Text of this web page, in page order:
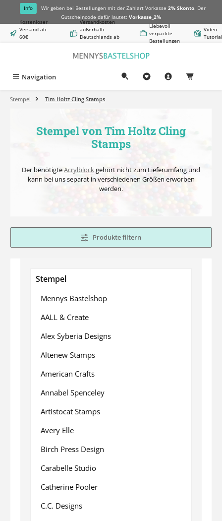
springen
Info Wir geben bei Bestellungen mit der Zahlart Vorkasse 2% Skonto. Der
Gutscheincode dafür lautet: Vorkasse_2%
Kostenloser
Versand ab
60€
Versandkosten
außerhalb
Deutschlands ab
Liebevoll
verpackte
Bestellungen
Video-
Navigation
Stempel Tim Holtz Cling Stamps
Stempel von Tim Holtz Cling
Stamps
Der benötigteAcrylblockgehört nicht zum Lieferumfang und
kann bei uns separat in verschiedenen Größen erworben
werden.
Produkte filtern
Stempel
Mennys Bastelshop
AALL & Create
Alex Syberia Designs
Altenew Stamps
American Crafts
Annabel Spenceley
Artistocat Stamps
Avery Elle
Birch Press Design
Carabelle Studio
Catherine Pooler
C.C. Designs